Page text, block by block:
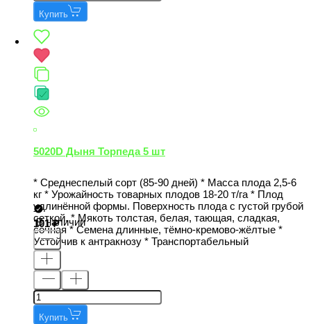
Купить
5020D Дыня Торпеда 5 шт
* Среднеспелый сорт (85-90 дней) * Масса плода 2,5-6
кг * Урожайность товарных плодов 18-20 т/га * Плод
удлинённой формы. Поверхность плода с густой грубой
сеткой. * Мякоть толстая, белая, тающая, сладкая,
сочная * Семена длинные, тёмно-кремово-жёлтые *
Устойчив к антракнозу * Транспортабельный
В наличии
101
Купить